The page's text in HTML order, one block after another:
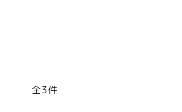
3